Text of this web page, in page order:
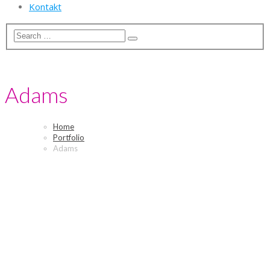
Kontakt
Adams
Home
Portfolio
Adams